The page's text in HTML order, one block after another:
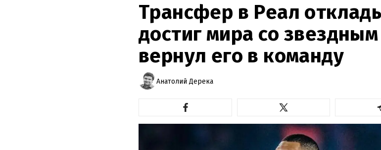
Трансфер в Реал
достиг мира со
вернул его в команду
Анатолий Дерека